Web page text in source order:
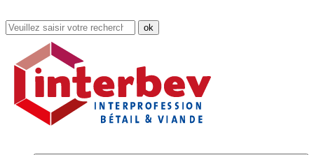
Rechercher
dans
site